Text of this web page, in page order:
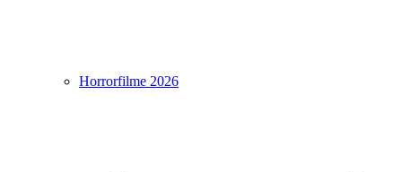
Horrorfilme 2026